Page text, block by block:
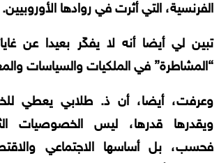
الفرنسية، التي أثرت في روادها الأوروبيين.
تبين لي أيضا أنه لا يفكّر بعيدا عن
“المشاطرة” في الملكيات والسياسات
وعرفت، أيضا، أن ذ. طلابي يعطي
ويقدرها
قدرها، ليس الخصوصيات
فحسب،
بل أساسها الاجتماعي